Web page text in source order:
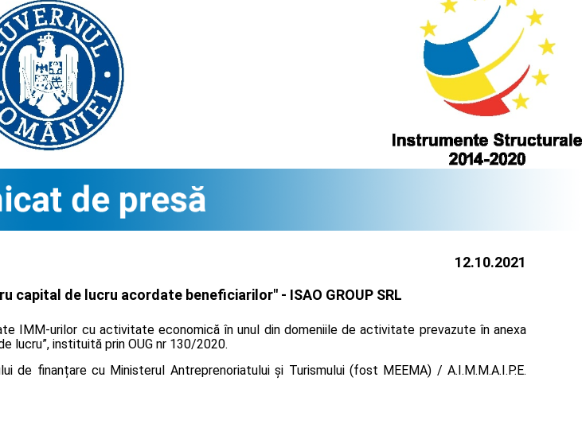
12.10.2021
capital de lucru acordate beneficiarilor" - ISAO GROUP SRL
IMM-urilor cu activitate economică în unul din domeniile de activitate prevazute în anexa
lucru”, instituită prin OUG nr 130/2020.
finanțare cu Ministerul Antreprenoriatului și Turismului (fost MEEMA) / A.I.M.M.A.I.P.E.